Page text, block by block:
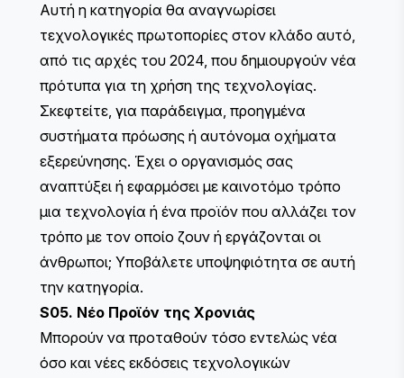
Αυτή η κατηγορία θα αναγνωρίσει
τεχνολογικές πρωτοπορίες στον κλάδο αυτό,
από τις αρχές του 2024, που δημιουργούν νέα
πρότυπα για τη χρήση της τεχνολογίας.
Σκεφτείτε, για παράδειγμα, προηγμένα
συστήματα πρόωσης ή αυτόνομα οχήματα
εξερεύνησης. Έχει ο οργανισμός σας
αναπτύξει ή εφαρμόσει με καινοτόμο τρόπο
μια τεχνολογία ή ένα προϊόν που αλλάζει τον
τρόπο με τον οποίο ζουν ή εργάζονται οι
άνθρωποι; Υποβάλετε υποψηφιότητα σε αυτή
την κατηγορία.
S05. Νέο Προϊόν της Χρονιάς
Μπορούν να προταθούν τόσο εντελώς νέα
όσο και νέες εκδόσεις τεχνολογικών